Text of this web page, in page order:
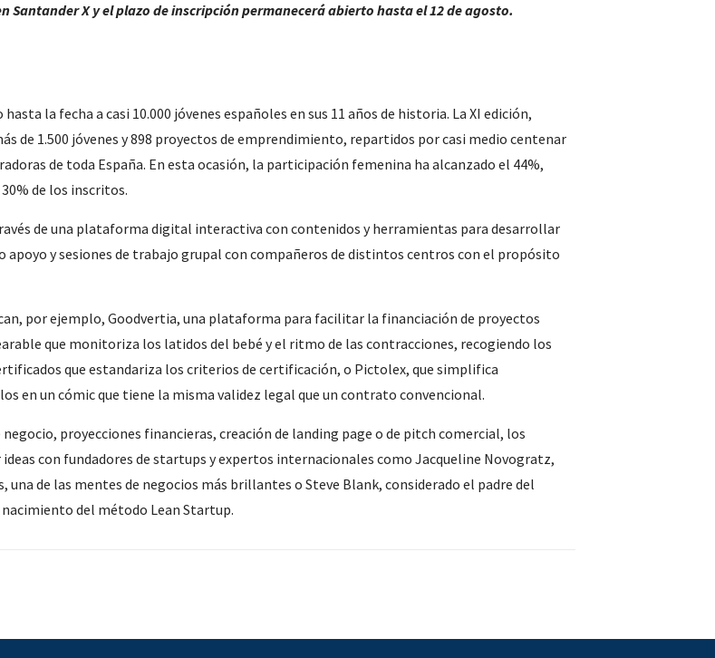
X y el plazo de inscripción permanecerá abierto hasta el 12 de agosto.
la fecha a casi 10.000 jóvenes españoles en sus 11 años de historia. La XI edición,
de 1.500 jóvenes y 898 proyectos de emprendimiento, repartidos por casi medio centenar
de toda España. En esta ocasión, la participación femenina ha alcanzado el 44%,
de los inscritos.
de una plataforma digital interactiva con contenidos y herramientas para desarrollar
apoyo y sesiones de trabajo grupal con compañeros de distintos centros con el propósito
por ejemplo, Goodvertia, una plataforma para facilitar la financiación de proyectos
que monitoriza los latidos del bebé y el ritmo de las contracciones, recogiendo los
que estandariza los criterios de certificación, o Pictolex, que simplifica
en un cómic que tiene la misma validez legal que un contrato convencional.
proyecciones financieras, creación de landing page o de pitch comercial, los
con fundadores de startups y expertos internacionales como Jacqueline Novogratz,
de las mentes de negocios más brillantes o Steve Blank, considerado el padre del
del método Lean Startup.